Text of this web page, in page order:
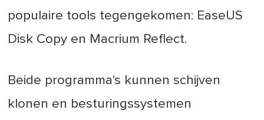
populaire tools tegengekomen: EaseUS
Disk Copy en Macrium Reflect.
Beide programma's kunnen schijven
klonen en besturingssystemen